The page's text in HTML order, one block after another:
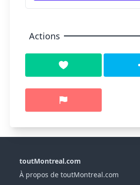
Actions
toutMontreal.com
À propos de toutMontreal.com